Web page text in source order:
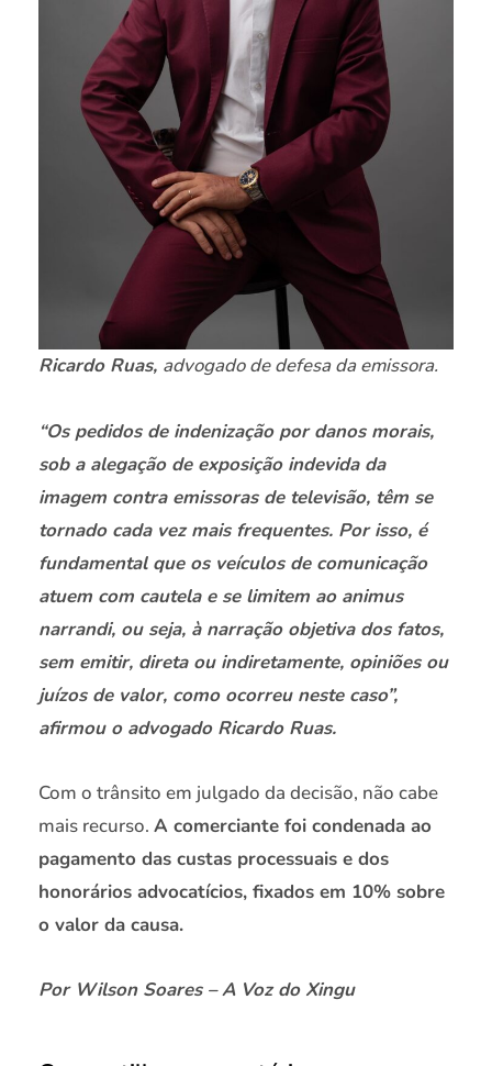
Ricardo Ruas, advogado de defesa da emissora.
“Os pedidos de indenização por danos morais,
sob a alegação de exposição indevida da
imagem contra emissoras de televisão, têm se
tornado cada vez mais frequentes. Por isso, é
fundamental que os veículos de comunicação
atuem com cautela e se limitem ao animus
narrandi, ou seja, à narração objetiva dos fatos,
sem emitir, direta ou indiretamente, opiniões ou
juízos de valor, como ocorreu neste caso”,
afirmou o advogado Ricardo Ruas.
Com o trânsito em julgado da decisão, não cabe
mais recurso. A comerciante foi condenada ao
pagamento das custas processuais e dos
honorários advocatícios, fixados em 10% sobre
o valor da causa.
Por Wilson Soares – A Voz do Xingu